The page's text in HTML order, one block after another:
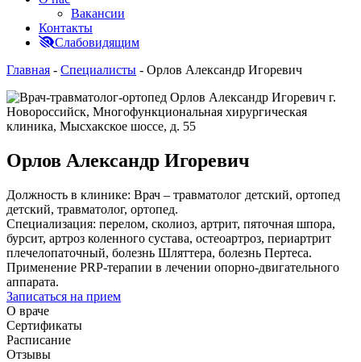
Вакансии
Контакты
Слабовидящим
Главная - Специалисты - Орлов Александр Игоревич
Орлов Александр Игоревич
Должность в клинике: Врач – травматолог детский, ортопед
детский, травматолог, ортопед.
Специализация: перелом, сколиоз, артрит, пяточная шпора,
бурсит, артроз коленного сустава, остеоартроз, периартрит
плечелопаточный, болезнь Шляттера, болезнь Пертеса.
Применение PRP-терапии в лечении опорно-двигательного
аппарата.
Записаться на прием
О враче
Сертификаты
Расписание
Отзывы